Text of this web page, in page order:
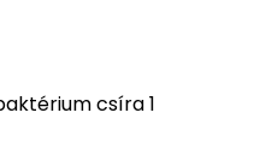
csíra 1